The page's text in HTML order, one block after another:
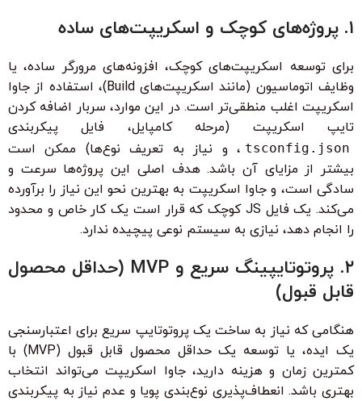
۱. پروژه‌های کوچک و اسکریپت‌های ساده
برای توسعه اسکریپت‌های کوچک، افزونه‌های مرورگر ساده، یا
وظایف اتوماسیون (مانند اسکریپت‌های Build)، استفاده از جاوا
اسکریپت اغلب منطقی‌تر است. در این موارد، سربار اضافه کردن
تایپ اسکریپت (مرحله کامپایل، فایل پیکربندی
tsconfig.json ، و نیاز به تعریف نوع‌ها) ممکن است
بیشتر از مزایای آن باشد. هدف اصلی این پروژه‌ها سرعت و
سادگی است، و جاوا اسکریپت به بهترین نحو این نیاز را برآورده
می‌کند. یک فایل JS کوچک که قرار است یک کار خاص و محدود
را انجام دهد، نیازی به سیستم نوعی پیچیده ندارد.
۲. پروتوتایپینگ سریع و MVP (حداقل محصول
قابل قبول)
هنگامی که نیاز به ساخت یک پروتوتایپ سریع برای اعتبارسنجی
یک ایده، یا توسعه یک حداقل محصول قابل قبول (MVP) با
کمترین زمان و هزینه دارید، جاوا اسکریپت می‌تواند انتخاب
بهتری باشد. انعطاف‌پذیری نوع‌بندی پویا و عدم نیاز به پیکربندی